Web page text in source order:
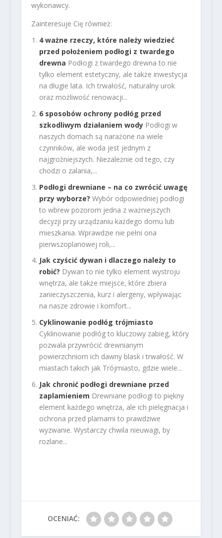
wykonawcy.
Zainteresuje Cię również:
4 ważne rzeczy, które należy wiedzieć
przed położeniem podłogi z twardego
drewna Podłogi z twardego drewna to nie
tylko element estetyczny, ale także inwestycja
na długie lata. Ich trwałość, naturalny urok
oraz możliwość renowacji...
6 sposobów ochrony podłóg przed
szkodliwym działaniem wody Podłogi w
naszych domach są narażone na wiele
czynników, ale woda jest jednym z
najgroźniejszych. Niezależnie od tego, czy
chodzi o zalania,...
Podłogi drewniane – na co zwrócić uwagę
przy wyborze? Wybór odpowiedniej podłogi
to wbrew pozorom jedna z ważniejszych
decyzji przy urządzaniu każdego domu lub
mieszkania. Wprawdzie nie pełni ona
pierwszoplanowej roli,...
Jak czyścić dywan i dlaczego należy to
robić? Dywan to nie tylko element wystroju
wnętrza, ale także miejsce, które zbiera
zanieczyszczenia, kurz i alergeny, wpływając
na nasze zdrowie i komfort...
Cyklinowanie podłóg trójmiasto
Cyklinowanie podłóg to kluczowy zabieg, który
pozwala przywrócić drewnianym
powierzchniom ich dawny blask i trwałość. W
miastach takich jak Trójmiasto, gdzie wiele...
Jak chronić podłogi drewniane przed
zaplamieniem Drewniane podłogi to piękny
element każdego wnętrza, ale ich pielęgnacja i
ochrona przed plamami to prawdziwe
wyzwanie. Wystarczy chwila nieuwagi, by
rozlane...
OCENIAĆ: